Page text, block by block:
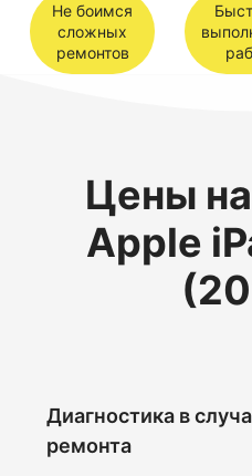
Не боимся
сложных
ремонтов
Цены
Apple
Диагностика в
ремонта